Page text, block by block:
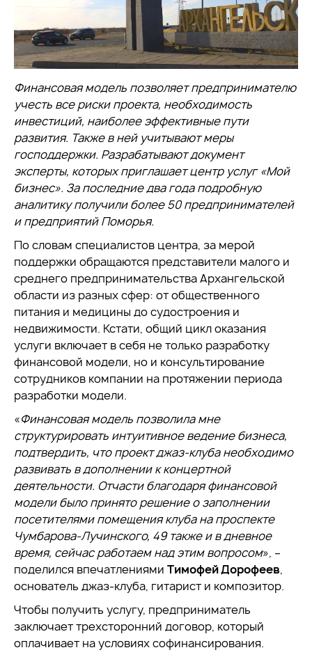
Финансовая модель позволяет предпринимателю
учесть все риски проекта, необходимость
инвестиций, наиболее эффективные пути
развития. Также в ней учитывают меры
господдержки. Разрабатывают документ
эксперты, которых приглашает центр услуг «Мой
бизнес». За последние два года подробную
аналитику получили более 50 предпринимателей
и предприятий Поморья.
По словам специалистов центра, за мерой
поддержки обращаются представители малого и
среднего предпринимательства Архангельской
области из разных сфер: от общественного
питания и медицины до судостроения и
недвижимости. Кстати, общий цикл оказания
услуги включает в себя не только разработку
финансовой модели, но и консультирование
сотрудников компании на протяжении периода
разработки модели.
«Финансовая модель позволила мне
структурировать интуитивное ведение бизнеса,
подтвердить, что проект джаз-клуба необходимо
развивать в дополнении к концертной
деятельности. Отчасти благодаря финансовой
модели было принято решение о заполнении
посетителями помещения клуба на проспекте
Чумбарова-Лучинского, 49 также и в дневное
время, сейчас работаем над этим вопросом», –
поделился впечатлениями Тимофей Дорофеев,
основатель джаз-клуба, гитарист и композитор.
Чтобы получить услугу, предприниматель
заключает трехсторонний договор, который
оплачивает на условиях софинансирования.